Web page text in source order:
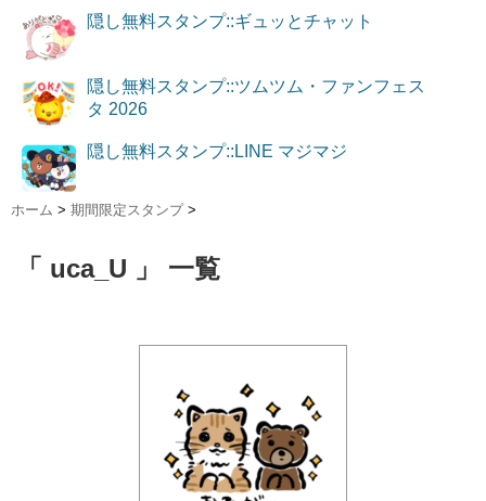
隠し無料スタンプ::ギュッとチャット
隠し無料スタンプ::ツムツム・ファンフェス
タ 2026
隠し無料スタンプ::LINE マジマジ
ホーム > 期間限定スタンプ >
「 uca_U 」 一覧